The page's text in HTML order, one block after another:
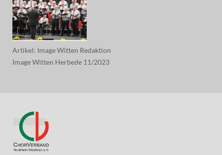
Artikel: Image Witten Redaktion
Image Witten Herbede 11/2023